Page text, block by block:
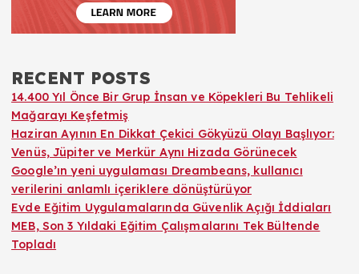
RECENT POSTS
14.400 Yıl Önce Bir Grup İnsan ve Köpekleri Bu Tehlikeli
Mağarayı Keşfetmiş
Haziran Ayının En Dikkat Çekici Gökyüzü Olayı Başlıyor:
Venüs, Jüpiter ve Merkür Aynı Hizada Görünecek
Google’ın yeni uygulaması Dreambeans, kullanıcı
verilerini anlamlı içeriklere dönüştürüyor
Evde Eğitim Uygulamalarında Güvenlik Açığı İddiaları
MEB, Son 3 Yıldaki Eğitim Çalışmalarını Tek Bültende
Topladı